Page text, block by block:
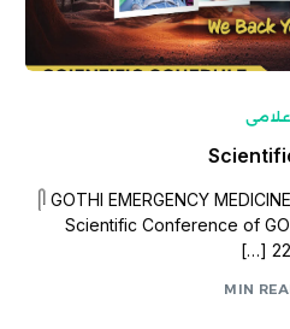
𓋴 GOTHI EMERGENCY
Scientific Conference of